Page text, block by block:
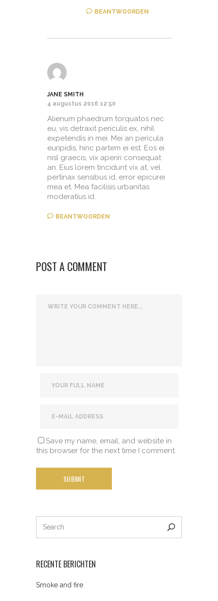
BEANTWOORDEN
JANE SMITH
4 augustus 2016 12:50
Alienum phaedrum torquatos nec
eu, vis detraxit periculis ex, nihil
expetendis in mei. Mei an pericula
euripidis, hinc partem ei est. Eos ei
nisl graecis, vix aperiri consequat
an. Eius lorem tincidunt vix at, vel
pertinax sensibus id, error epicurei
mea et. Mea facilisis urbanitas
moderatius id.
BEANTWOORDEN
POST A COMMENT
Save my name, email, and website in
this browser for the next time I comment.
RECENTE BERICHTEN
Smoke and fire